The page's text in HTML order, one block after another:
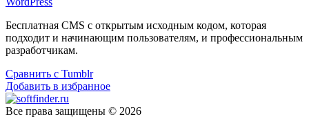
Бесплатная CMS с открытым исходным кодом, которая
подходит и начинающим пользователям, и профессиональным
разработчикам.
Сравнить с Tumblr
Добавить в избранное
Все права защищены © 2026